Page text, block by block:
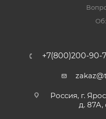
+7(800)200-90-
Россия, г.
д. 87А,